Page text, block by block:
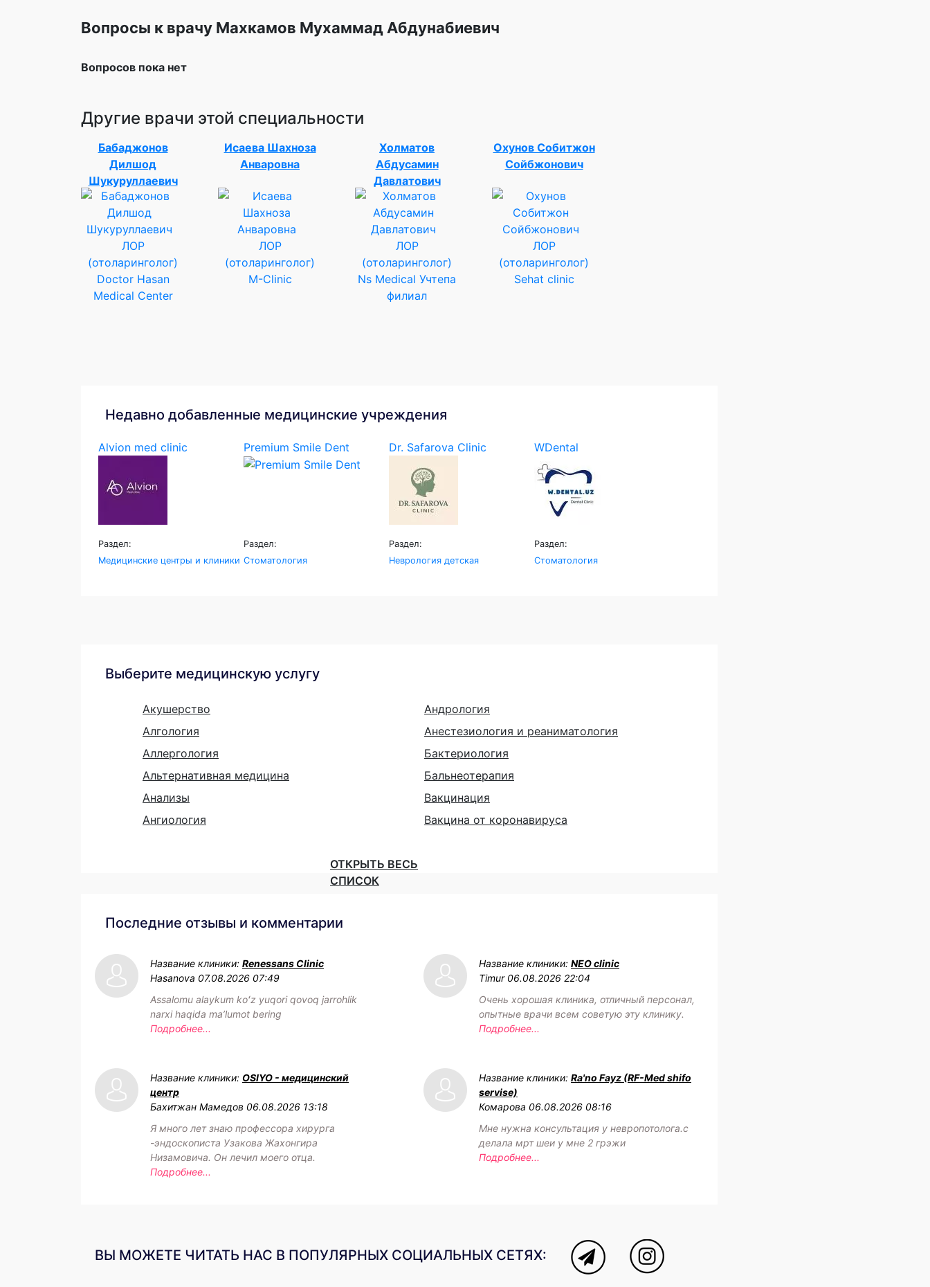
Вопросы к врачу Махкамов Мухаммад Абдунабиевич
Вопросов пока нет
Другие врачи этой специальности
Бабаджонов
Дилшод
Шукуруллаевич
ЛОР
(отоларинголог)
Doctor Hasan
Medical Center
Исаева Шахноза
Анваровна
ЛОР
(отоларинголог)
M-Clinic
Холматов
Абдусамин
Давлатович
ЛОР
(отоларинголог)
Ns Medical Учтепа
филиал
Охунов Собитжон
Сойбжонович
ЛОР
(отоларинголог)
Sehat clinic
Недавно добавленные медицинские учреждения
Alvion med clinic
Раздел:
Медицинские центры и клиники
Premium Smile Dent
Раздел:
Стоматология
Dr. Safarova Clinic
Раздел:
Неврология детская
WDental
Раздел:
Стоматология
Выберите медицинскую услугу
Акушерство
Алгология
Аллергология
Альтернативная медицина
Анализы
Ангиология
Андрология
Анестезиология и реаниматология
Бактериология
Бальнеотерапия
Вакцинация
Вакцина от коронавируса
ОТКРЫТЬ ВЕСЬ
СПИСОК
Последние отзывы и комментарии
Название клиники: Renessans Clinic
Hasanova 07.08.2026 07:49
Assalomu alaykum koʻz yuqori qovoq jarrohlik
narxi haqida maʼlumot bering
Подробнее...
Название клиники: NEO clinic
Timur 06.08.2026 22:04
Очень хорошая клиника, отличный персонал,
опытные врачи всем советую эту клинику.
Подробнее...
Название клиники: OSIYO - медицинский
центр
Бахитжан Мамедов 06.08.2026 13:18
Я много лет знаю профессора хирурга
-эндоскописта Узакова Жахонгира
Низамовича. Он лечил моего отца.
Подробнее...
Название клиники: Ra'no Fayz (RF-Med shifo
servise)
Комарова 06.08.2026 08:16
Мне нужна консультация у невропотолога.с
делала мрт шеи у мне 2 грэжи
Подробнее...
ВЫ МОЖЕТЕ ЧИТАТЬ НАС В ПОПУЛЯРНЫХ СОЦИАЛЬНЫХ СЕТЯХ: